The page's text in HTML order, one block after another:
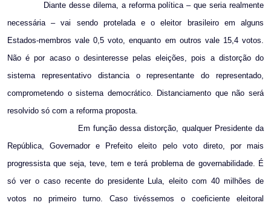
Diante desse dilema, a reforma política – que seria realmente
necessária – vai sendo protelada e o eleitor brasileiro em alguns
Estados-membros vale 0,5 voto, enquanto em outros vale 15,4 votos.
Não é por acaso o desinteresse pelas eleições, pois a distorção do
sistema representativo distancia o representante do representado,
comprometendo o sistema democrático. Distanciamento que não será
resolvido só com a reforma proposta.
Em função dessa distorção, qualquer Presidente da
República, Governador e Prefeito eleito pelo voto direto, por mais
progressista que seja, teve, tem e terá problema de governabilidade. É
só ver o caso recente do presidente Lula, eleito com 40 milhões de
votos no primeiro turno. Caso tivéssemos o coeficiente eleitoral